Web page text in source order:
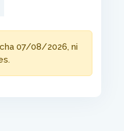
07/08/2026, ni